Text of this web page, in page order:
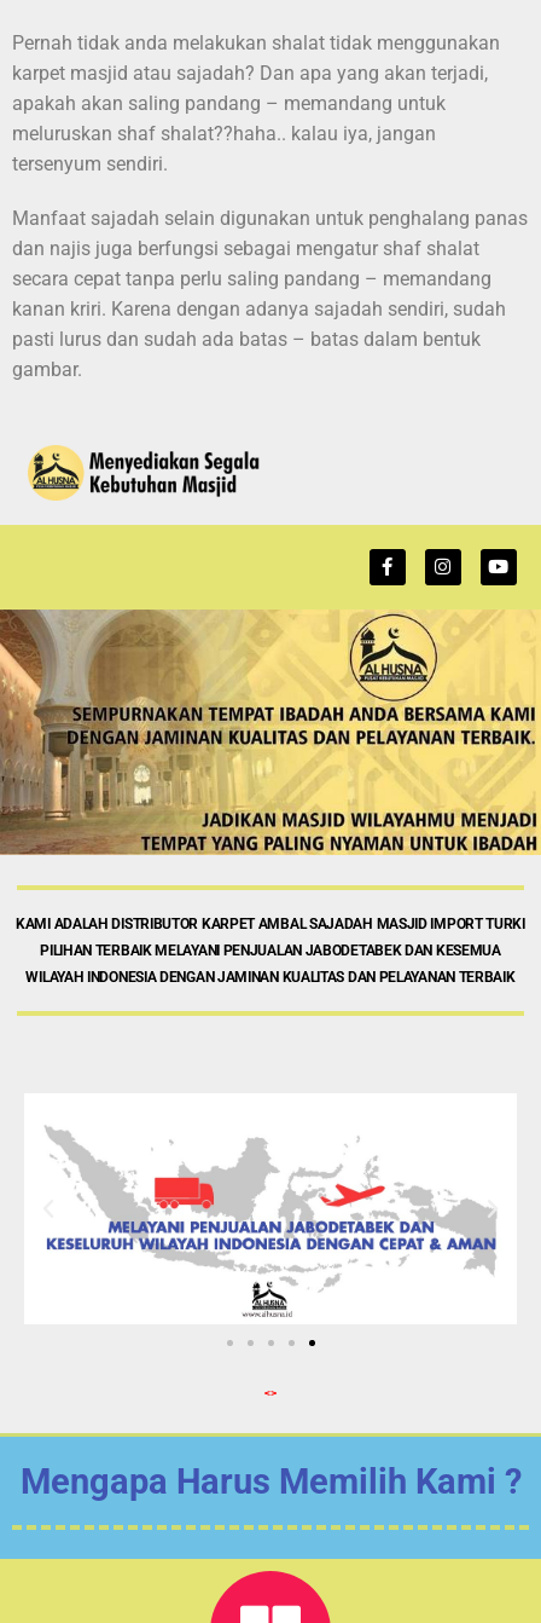
Pernah tidak anda melakukan shalat tidak menggunakan
karpet masjid atau sajadah? Dan apa yang akan terjadi,
apakah akan saling pandang – memandang untuk
meluruskan shaf shalat??haha.. kalau iya, jangan
tersenyum sendiri.
Manfaat sajadah selain digunakan untuk penghalang panas
dan najis juga berfungsi sebagai mengatur shaf shalat
secara cepat tanpa perlu saling pandang – memandang
kanan kriri. Karena dengan adanya sajadah sendiri, sudah
pasti lurus dan sudah ada batas – batas dalam bentuk
gambar.
KAMI ADALAH DISTRIBUTOR KARPET AMBAL SAJADAH MASJID IMPORT TURKI
PILIHAN TERBAIK MELAYANI PENJUALAN JABODETABEK DAN KESEMUA
WILAYAH INDONESIA DENGAN JAMINAN KUALITAS DAN PELAYANAN TERBAIK
Mengapa Harus Memilih Kami ?